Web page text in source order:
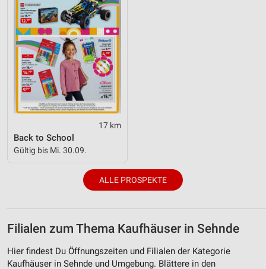
17 km
Back to School
Gültig bis Mi. 30.09.
ALLE PROSPEKTE
Filialen zum Thema Kaufhäuser in Sehnde
Hier findest Du Öffnungszeiten und Filialen der Kategorie
Kaufhäuser in Sehnde und Umgebung. Blättere in den